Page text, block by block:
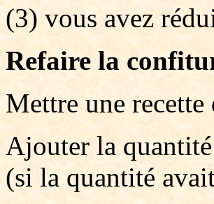
(3) vous avez
Refaire la
Mettre une recette
Ajouter la
(si la quantité